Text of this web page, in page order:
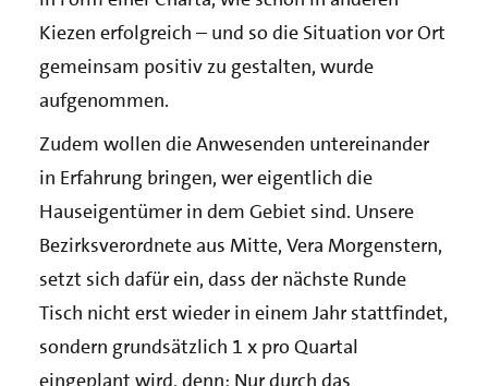
Kiezen erfolgreich – und so die Situation vor Ort
gemeinsam positiv zu gestalten, wurde
aufgenommen.
Zudem wollen die Anwesenden untereinander
in Erfahrung bringen, wer eigentlich die
Hauseigentümer in dem Gebiet sind. Unsere
Bezirksverordnete aus Mitte, Vera Morgenstern,
setzt sich dafür ein, dass der nächste Runde
Tisch nicht erst wieder in einem Jahr stattfindet,
sondern grundsätzlich 1 x pro Quartal
eingeplant wird, denn: Nur durch das